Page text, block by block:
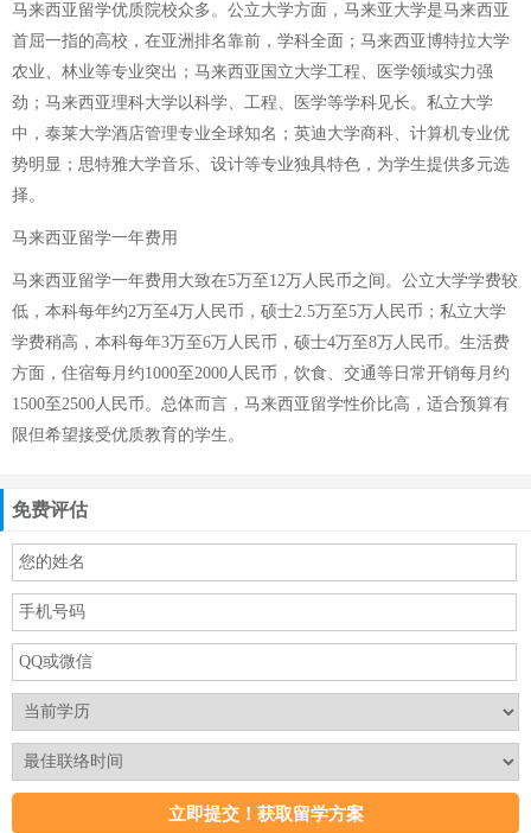
马来西亚留学优质院校众多。公立大学方面，马来亚大学是马来西亚
首屈一指的高校，在亚洲排名靠前，学科全面；马来西亚博特拉大学
农业、林业等专业突出；马来西亚国立大学工程、医学领域实力强
劲；马来西亚理科大学以科学、工程、医学等学科见长。私立大学
中，泰莱大学酒店管理专业全球知名；英迪大学商科、计算机专业优
势明显；思特雅大学音乐、设计等专业独具特色，为学生提供多元选
择。
马来西亚留学一年费用
马来西亚留学一年费用大致在5万至12万人民币之间。公立大学学费较
低，本科每年约2万至4万人民币，硕士2.5万至5万人民币；私立大学
学费稍高，本科每年3万至6万人民币，硕士4万至8万人民币。生活费
方面，住宿每月约1000至2000人民币，饮食、交通等日常开销每月约
1500至2500人民币。总体而言，马来西亚留学性价比高，适合预算有
限但希望接受优质教育的学生。
免费评估